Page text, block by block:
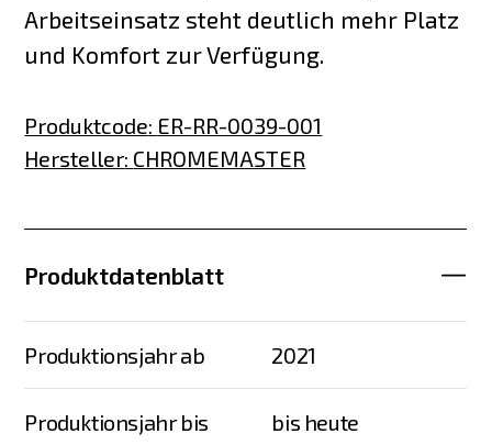
Arbeitseinsatz steht deutlich mehr Platz
und Komfort zur Verfügung.
Produktcode: ER-RR-0039-001
Hersteller: CHROMEMASTER
Produktdatenblatt
Produktionsjahr ab 2021
Produktionsjahr bis bis heute